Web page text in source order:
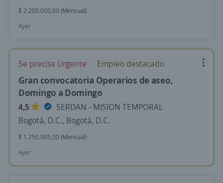
$ 2.200.000,00 (Mensual)
Ayer
Se precisa Urgente Empleo destacado
Gran convocatoria Operarios de aseo,
Domingo a Domingo
4,5
SERDAN - MISION TEMPORAL
Bogotá, D.C., Bogotá, D.C.
$ 1.750.905,00 (Mensual)
Ayer